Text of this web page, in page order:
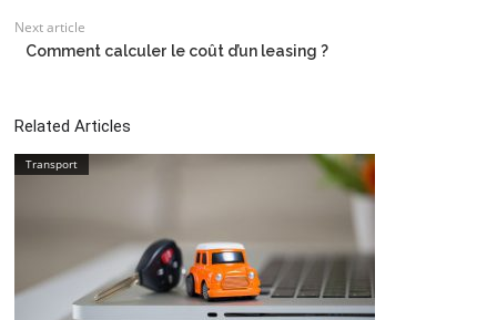
Next article
Comment calculer le coût d’un leasing ?
Related Articles
Transport